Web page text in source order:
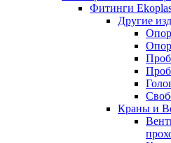
Фитинги
Другие
Краны и